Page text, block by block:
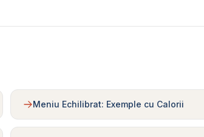
Meniu Echilibrat: Exemple cu Calorii